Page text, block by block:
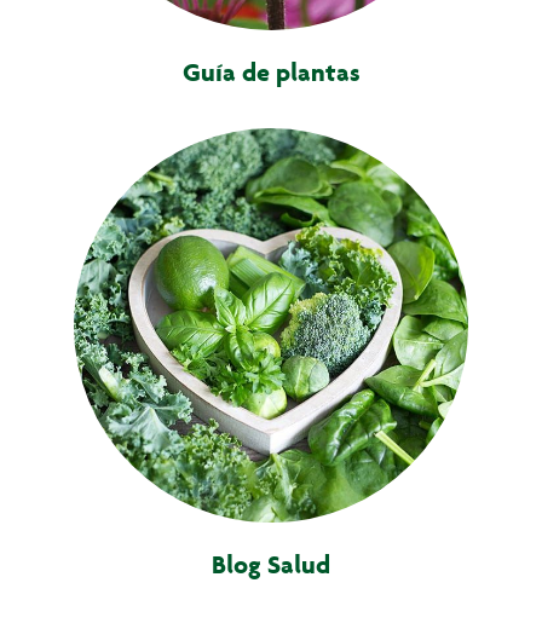
Guía de plantas
Blog Salud